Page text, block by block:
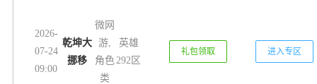
2026-
07-24
09:00
乾坤大
挪移
微网
游,
角色
类
英雄
292区
礼包领取 进入专区